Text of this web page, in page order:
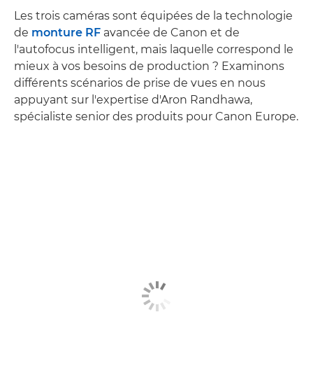
Les trois caméras sont équipées de la technologie
de monture RF avancée de Canon et de
l'autofocus intelligent, mais laquelle correspond le
mieux à vos besoins de production ? Examinons
différents scénarios de prise de vues en nous
appuyant sur l'expertise d'Aron Randhawa,
spécialiste senior des produits pour Canon Europe.